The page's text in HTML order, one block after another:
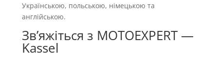
Українською, польською, німецькою та
англійською.
Звʼяжіться з MOTOEXPERT —
Kassel